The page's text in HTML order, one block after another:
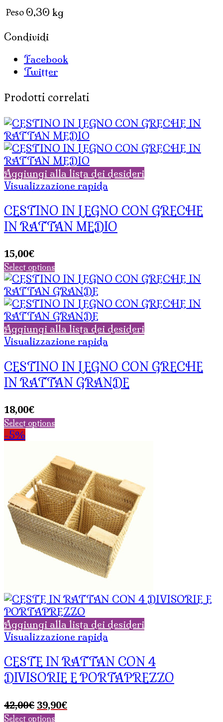
Peso 0,30 kg
Condividi
Facebook
Twitter
Prodotti correlati
Aggiungi alla lista dei desideri
Visualizzazione rapida
CESTINO IN LEGNO CON GRECHE
IN RATTAN MEDIO
15,00€
Select options
Aggiungi alla lista dei desideri
Visualizzazione rapida
CESTINO IN LEGNO CON GRECHE
IN RATTAN GRANDE
18,00€
Select options
-5%
Aggiungi alla lista dei desideri
Visualizzazione rapida
CESTE IN RATTAN CON 4
DIVISORIE E PORTAPREZZO
42,00€ Il
prezzo
39,90€Il
Select options